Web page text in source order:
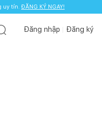
uy tín. ĐĂNG KÝ NGAY!
Đăng nhập Đăng ký